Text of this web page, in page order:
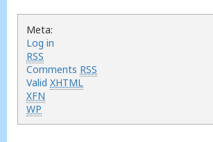
Meta:
Log in
RSS
Comments RSS
Valid XHTML
XFN
WP